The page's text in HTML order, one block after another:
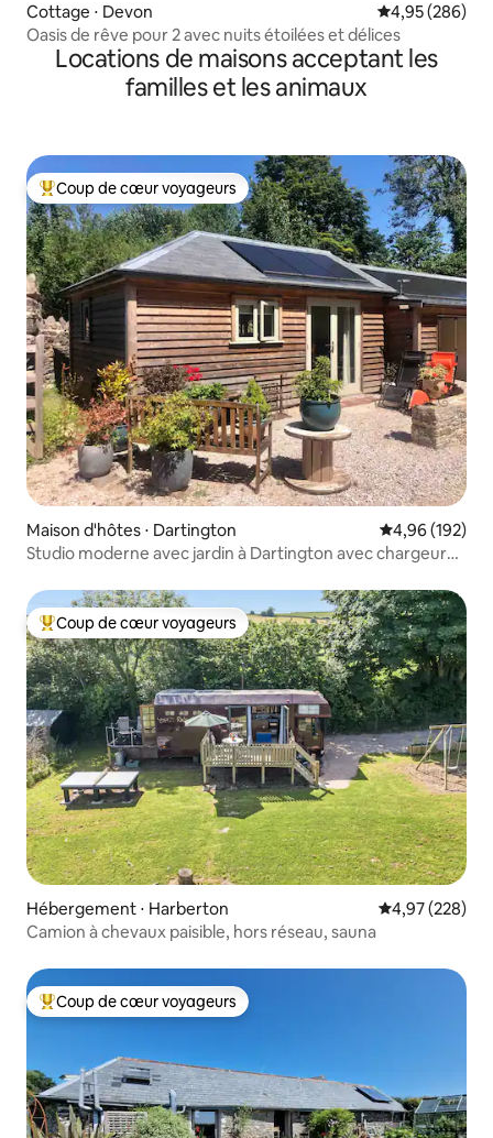
Cottage ⋅ Devon Évaluation
4,95 (286)
Oasis de rêve pour 2 avec nuits étoilées et délices
Locations de maisons acceptant les
familles et les animaux
Coups de cœur voyageurs les plus appréciés
Coup de cœur voyageurs
Maison d'hôtes ⋅ Dartington Évaluation
4,96 (192)
Studio moderne avec jardin à Dartington avec chargeur
Coups de cœur voyageurs les plus appréciés
Coup de cœur voyageurs
Hébergement ⋅ Harberton Évaluation
4,97 (228)
Camion à chevaux paisible, hors réseau, sauna
Coups de cœur voyageurs les plus appréciés
Coup de cœur voyageurs